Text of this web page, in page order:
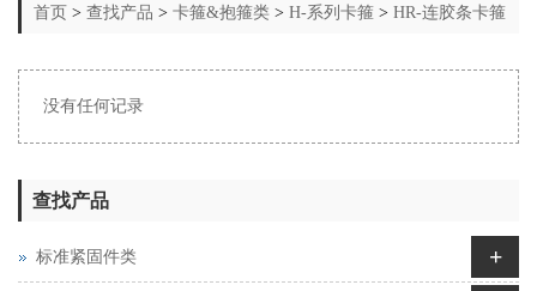
首页 > 查找产品 > 卡箍&抱箍类 > H-系列卡箍 > HR-连胶条卡箍
没有任何记录
查找产品
标准紧固件类 +